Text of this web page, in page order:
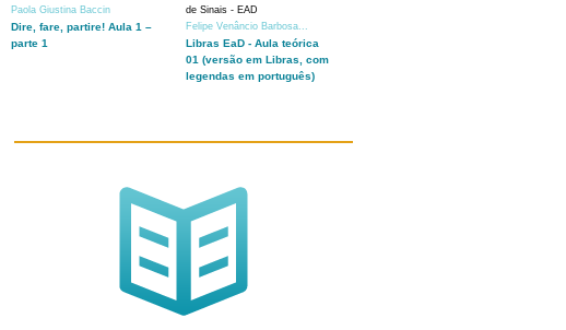
Paola Giustina Baccin
Dire, fare, partire! Aula 1 –
parte 1
de Sinais - EAD
Felipe Venâncio Barbosa...
Libras EaD - Aula teórica
01 (versão em Libras, com
legendas em português)